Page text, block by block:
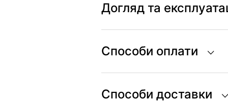
Догляд та
Способи оплати
Способи доставки